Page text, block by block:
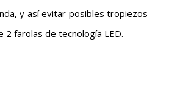
y así evitar posibles tropiezos
2 farolas de tecnología LED.